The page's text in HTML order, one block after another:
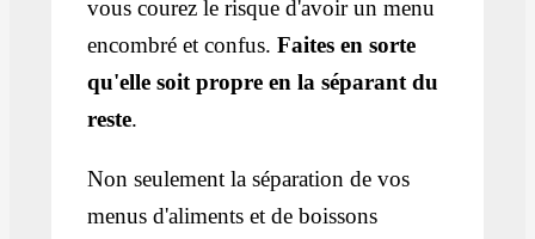
vous courez le risque d'avoir un menu
encombré et confus.Faites en sorte
qu'elle soit propre en la séparant du
reste.
Non seulement la séparation de vos
menus d'aliments et de boissons